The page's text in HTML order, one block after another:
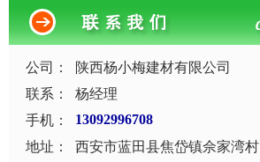
公司：
陕西杨小梅建材有限公司
联系：
杨经理
手机：
13092996708
地址：
西安市蓝田县焦岱镇佘家湾村